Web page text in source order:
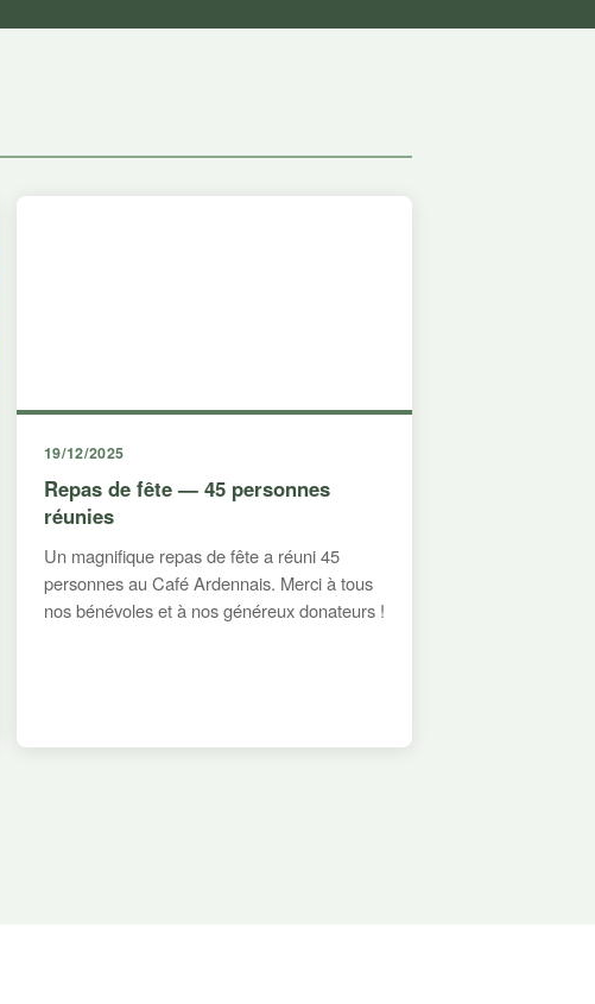
19/12/2025
Repas de fête — 45 personnes
réunies
Un magnifique repas de fête a réuni 45
personnes au Café Ardennais. Merci à tous
nos bénévoles et à nos généreux donateurs !